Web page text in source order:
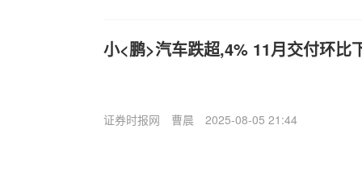
小<鹏>汽车跌超,4% 11月交付环比
证券时报网 曹晨 2025-08-05 21:44